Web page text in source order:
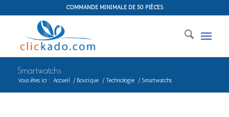
COMMANDE MINIMALE DE 50 PIÈCES
Smartwatchs
Vous êtes ici : Accueil / Boutique / Technologie / Smartwatchs